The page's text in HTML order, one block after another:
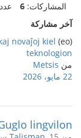
المشاركات: 6
آخر مشاركة
(eo)
novaĵoj kiel
teknologion
من Metsis
22 مايو، 2026
lingvilon.